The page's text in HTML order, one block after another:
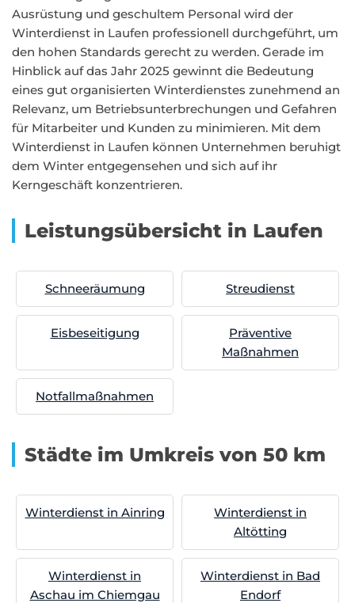
Ausrüstung und geschultem Personal wird der
Winterdienst in Laufen professionell durchgeführt, um
den hohen Standards gerecht zu werden. Gerade im
Hinblick auf das Jahr 2025 gewinnt die Bedeutung
eines gut organisierten Winterdienstes zunehmend an
Relevanz, um Betriebsunterbrechungen und Gefahren
für Mitarbeiter und Kunden zu minimieren. Mit dem
Winterdienst in Laufen können Unternehmen beruhigt
dem Winter entgegensehen und sich auf ihr
Kerngeschäft konzentrieren.
Leistungsübersicht in Laufen
Schneeräumung Streudienst
Eisbeseitigung
Präventive
Maßnahmen
Notfallmaßnahmen
Städte im Umkreis von 50 km
Winterdienst in Ainring
Winterdienst in
Altötting
Winterdienst in
Aschau im Chiemgau
Winterdienst in Bad
Endorf